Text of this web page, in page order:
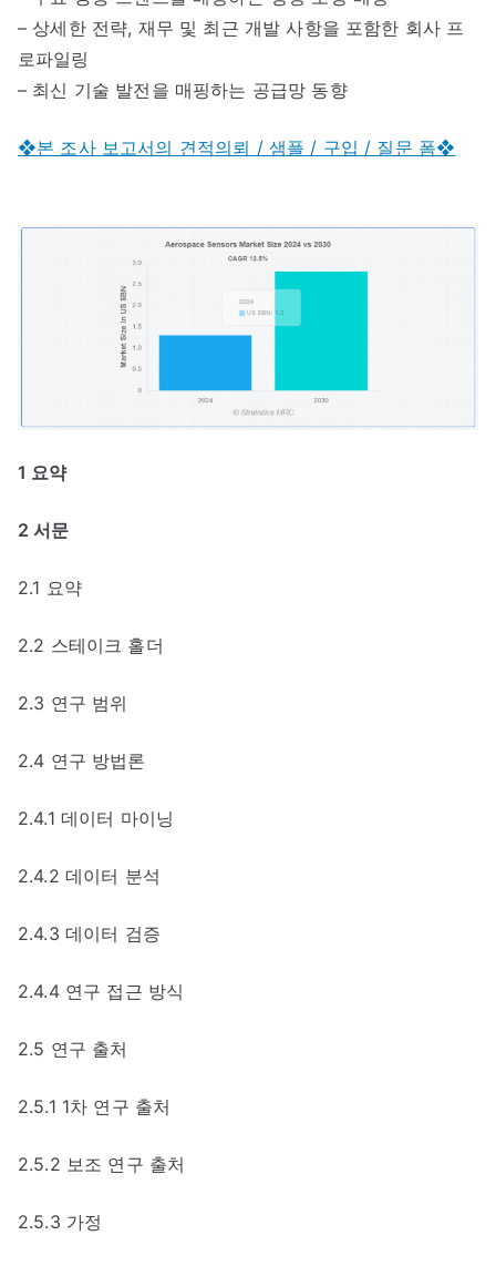
– 상세한 전략, 재무 및 최근 개발 사항을 포함한 회사 프
로파일링
– 최신 기술 발전을 매핑하는 공급망 동향
❖본 조사 보고서의 견적의뢰 / 샘플 / 구입 / 질문 폼❖
1 요약
2 서문
2.1 요약
2.2 스테이크 홀더
2.3 연구 범위
2.4 연구 방법론
2.4.1 데이터 마이닝
2.4.2 데이터 분석
2.4.3 데이터 검증
2.4.4 연구 접근 방식
2.5 연구 출처
2.5.1 1차 연구 출처
2.5.2 보조 연구 출처
2.5.3 가정